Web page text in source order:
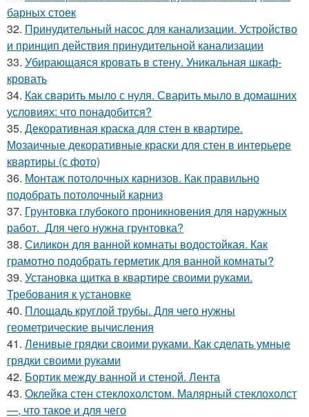
барных стоек
32. Принудительный насос для канализации. Устройство
и принцип действия принудительной канализации
33. Убирающаяся кровать в стену. Уникальная шкаф-
кровать
34. Как сварить мыло с нуля. Сварить мыло в домашних
условиях: что понадобится?
35. Декоративная краска для стен в квартире.
Мозаичные декоративные краски для стен в интерьере
квартиры (с фото)
36. Монтаж потолочных карнизов. Как правильно
подобрать потолочный карниз
37. Грунтовка глубокого проникновения для наружных
работ. Для чего нужна грунтовка?
38. Силикон для ванной комнаты водостойкая. Как
грамотно подобрать герметик для ванной комнаты?
39. Установка щитка в квартире своими руками.
Требования к установке
40. Площадь круглой трубы. Для чего нужны
геометрические вычисления
41. Ленивые грядки своими руками. Как сделать умные
грядки своими руками
42. Бортик между ванной и стеной. Лента
43. Оклейка стен стеклохолстом. Малярный стеклохолст
—, что такое и для чего